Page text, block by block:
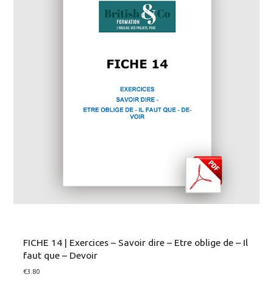
FICHE 14 | Exercices – Savoir dire – Etre oblige de – Il
faut que – Devoir
€3.80